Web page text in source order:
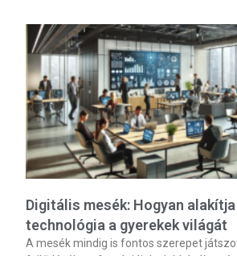
Digitális mesék: Hogyan
technológia a gyerekek világát
A mesék mindig is fontos szerepet